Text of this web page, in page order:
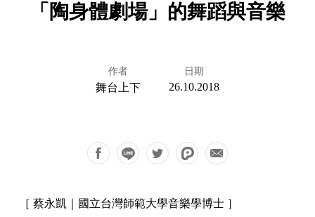
「陶身體劇場」的舞蹈與音樂
作者
舞台上下
日期
26.10.2018
［ 蔡永凱｜國立台灣師範大學音樂學博士 ］